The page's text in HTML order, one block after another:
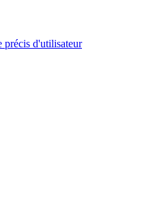
précis d'utilisateur